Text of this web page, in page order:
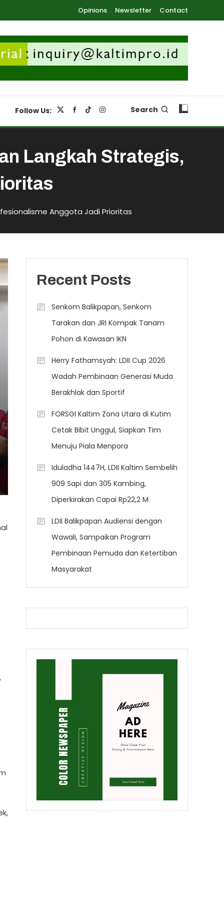
Opinions Newsletter Contact
Follow Us: Search
Langkah Strategis,
Anggota Jadi Prioritas
Recent Posts
Senkom Balikpapan, Senkom
Tarakan dan JRI Kompak Tanam
Pohon di Kawasan IKN
Herry Fathamsyah: LDII Cup 2026
Wadah Pembinaan Generasi Muda
Berakhlak dan Sportif
FORSGI Kaltim Zona Utara di Kutim
Cetak Bibit Unggul, Siapkan Tim
Menuju Piala Menpora
Iduladha 1447H, LDII Kaltim Sembelih
909 Sapi dan 305 Kambing,
Diperkirakan Capai Rp22,2 M
LDII Balikpapan Audiensi dengan
Wawali, Sampaikan Program
Pembinaan Pemuda dan Ketertiban
Masyarakat